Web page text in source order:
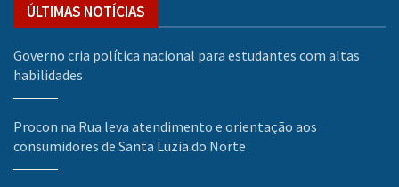
ÚLTIMAS NOTÍCIAS
Governo cria política nacional para estudantes com altas
habilidades
Procon na Rua leva atendimento e orientação aos
consumidores de Santa Luzia do Norte